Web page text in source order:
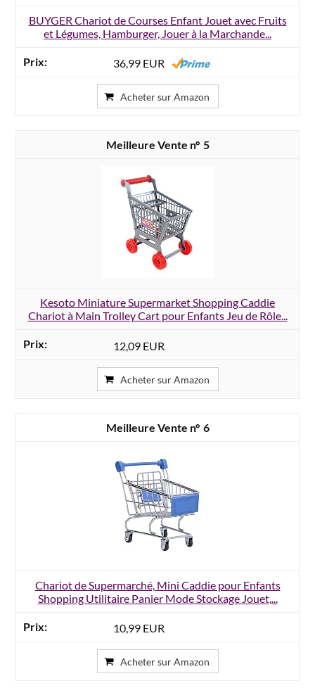
BUYGER Chariot de Courses Enfant Jouet avec Fruits
et Légumes, Hamburger, Jouer à la Marchande...
36,99 EUR
Acheter sur Amazon
5
Kesoto Miniature Supermarket Shopping Caddie
Chariot à Main Trolley Cart pour Enfants Jeu de Rôle...
12,09 EUR
Acheter sur Amazon
6
Chariot de Supermarché, Mini Caddie pour Enfants
Shopping Utilitaire Panier Mode Stockage Jouet,...
10,99 EUR
Acheter sur Amazon